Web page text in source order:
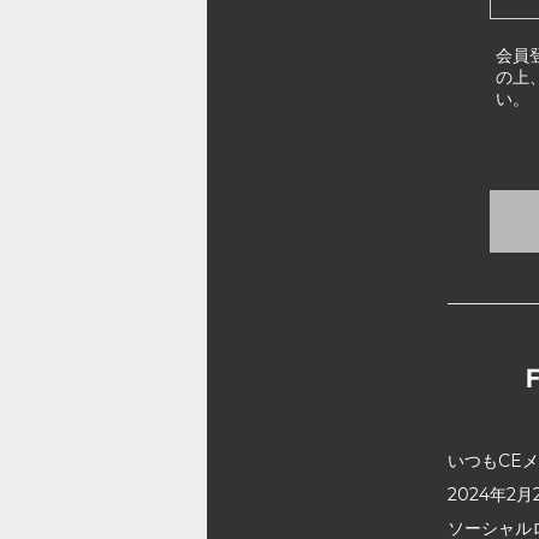
会員
の上
い。
いつもCE
2024年2月
ソーシャ